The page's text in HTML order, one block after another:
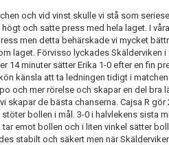
och vid vinst skulle vi stå som
och satte press med hela laget. I
men detta behärskade vi mycket
laget. Förvisso lyckades Skälderviken
14 minuter sätter Erika 1-0 efter en fin
känsla att ta ledningen tidigt i
och mer rörelse och skapar en del bra
skapar de bästa chanserna. Cajsa R
bollen i mål. 3-0 i halvlekens sista
tar emot bollen och i liten vinkel sätter
stabilt och säkert men när